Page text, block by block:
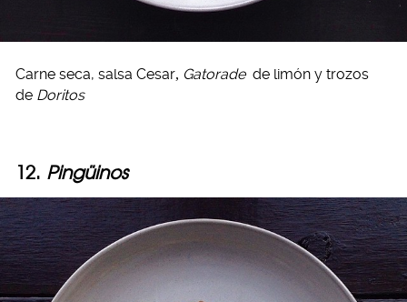
Carne seca, salsa Cesar Gatorade de limón y trozos
de Doritos
12. Pingüinos